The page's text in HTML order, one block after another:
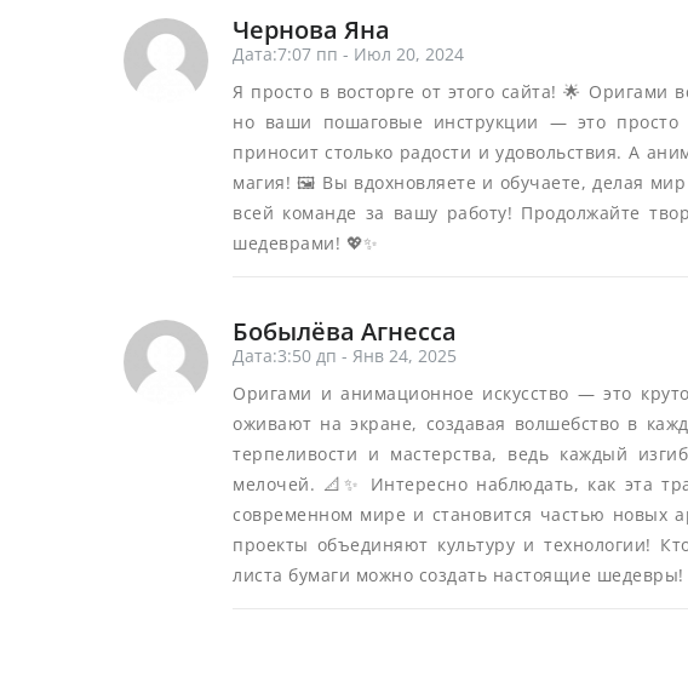
Чернова Яна
Дата:7:07 пп - Июл 20, 2024
Я просто в восторге от этого сайта! 🌟 Оригами
но ваши пошаговые инструкции — это
приносит столько радости и удовольствия. А
магия! 🖼️ Вы вдохновляете и обучаете, делая
всей команде за вашу работу! Продолжайте
шедеврами! 💖✨
Бобылёва Агнесса
Дата:3:50 дп - Янв 24, 2025
Оригами и анимационное искусство — это
оживают на экране, создавая волшебство в
терпеливости и мастерства, ведь каждый
мелочей. 📐✨ Интересно наблюдать, как эта
современном мире и становится частью новых
проекты объединяют культуру и технологии!
листа бумаги можно создать настоящие